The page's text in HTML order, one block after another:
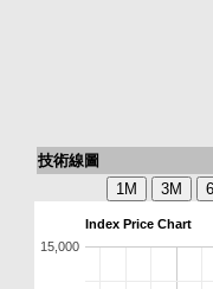
技術線圖
Index Price Chart
15,000